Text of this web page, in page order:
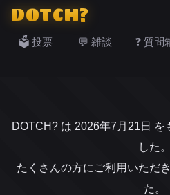
DOTCH?
🗳️ 投票 💬 雑談 ❓ 質問
DOTCH? は 2026年7月21日 を
した。
たくさんの方にご利用いただ
た。